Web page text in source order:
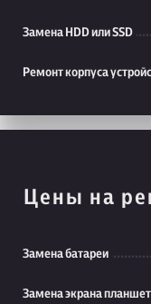
Замена HDD или SSD
Ремонт корпуса
Цены на
Замена батареи
Замена экрана